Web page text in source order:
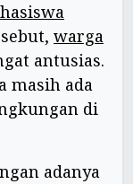
warga
antusias.
masih ada
di
adanya